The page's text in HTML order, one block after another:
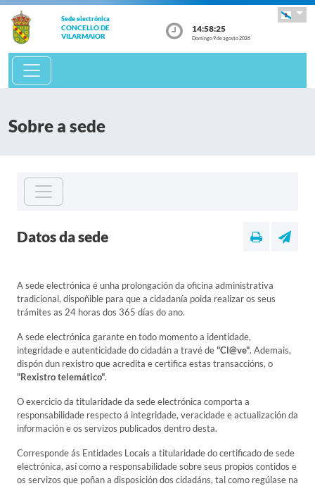
Sede electrónica
CONCELLO DE
VILARMAIOR
14:58:25
Domingo 9 de agosto 2026
Sobre a sede
Datos da sede
A sede electrónica é unha prolongación da oficina administrativa
tradicional, dispoñible para que a cidadanía poida realizar os seus
trámites as 24 horas dos 365 días do ano.
A sede electrónica garante en todo momento a identidade,
integridade e autenticidade do cidadán a travé de"Cl@ve". Ademais,
dispón dun rexistro que acredita e certifica estas transaccións, o
"Rexistro telemático".
O exercicio da titularidade da sede electrónica comporta a
responsabilidade respecto á integridade, veracidade e actualización da
información e os servizos publicados dentro desta.
Corresponde ás Entidades Locais a titularidade do certificado de sede
electrónica, así como a responsabilidade sobre seus propios contidos e
os servizos que poñan a disposición dos cidadáns, tal como regúlase na